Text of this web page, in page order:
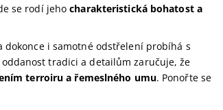
se rodí jehocharakteristická bohatost a
dokonce i samotné odstřelení probíhá s
tradici a detailům zaručuje, že
terroiru a řemeslného umu. Ponořte se